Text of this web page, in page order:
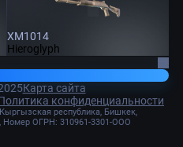
XM1014
Hieroglyph
Карта сайта
конфиденциальности
республика, Бишкек,
Номер ОГРН: 310961-3301-ООО